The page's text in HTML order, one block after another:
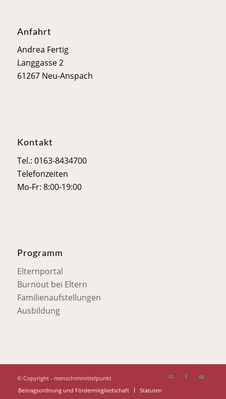
Anfahrt
Andrea Fertig
Langgasse 2
61267 Neu-Anspach
Kontakt
Tel.: 0163-8434700
Telefonzeiten
Mo-Fr: 8:00-19:00
Programm
Elternportal
Burnout bei Eltern
Familienaufstellungen
Ausbildung
© Copyright - menschimmittelpunkt
Beitragsordnung und Fördermitgliedschaft
Statuten